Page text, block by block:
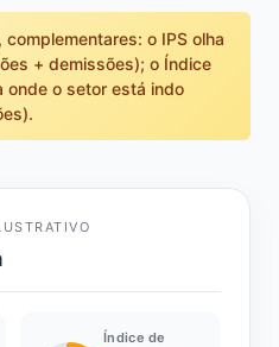
o IPS olha
+ demissões); o Índice
onde o setor está indo
Índice de